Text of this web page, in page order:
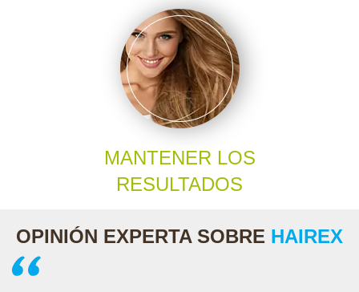
MANTENER LOS
RESULTADOS
OPINIÓN EXPERTA SOBRE HAIREX